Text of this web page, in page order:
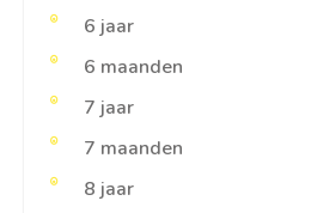
6 jaar
6 maanden
7 jaar
7 maanden
8 jaar